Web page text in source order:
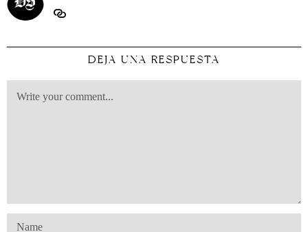
DEJA UNA RESPUESTA